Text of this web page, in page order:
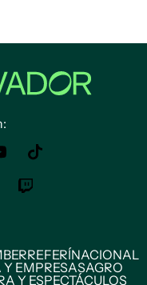
REFERÍNACIONAL
EMPRESASAGRO
Y ESPECTÁCULOS